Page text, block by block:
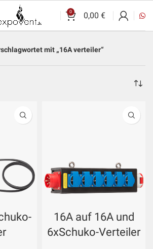
0 0,00 €
mit „16A verteiler“
16A auf 16A und
6xSchuko-Verteiler